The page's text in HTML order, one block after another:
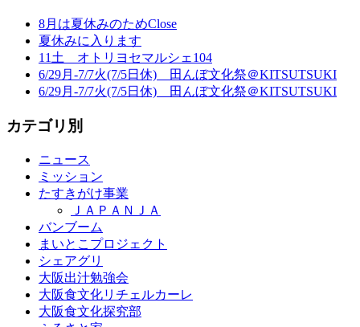
8月は夏休みのためClose
夏休みに入ります
11土 オトリヨセマルシェ104
6/29月-7/7火(7/5日休) 田んぼ文化祭＠KITSUTSUKI
6/29月-7/7火(7/5日休) 田んぼ文化祭＠KITSUTSUKI
カテゴリ別
ニュース
ミッション
たすきがけ事業
ＪＡＰＡＮＪＡ
バンブーム
まいとこプロジェクト
シェアグリ
大阪出汁勉強会
大阪食文化リチェルカーレ
大阪食文化探究部